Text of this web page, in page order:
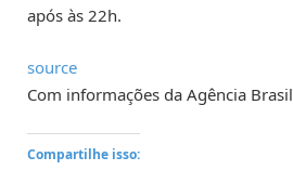
após às 22h.
source
Com informações da Agência Brasil
Compartilhe isso: